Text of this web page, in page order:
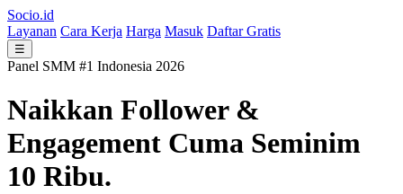
Socio.id
Layanan Cara Kerja Harga Masuk Daftar Gratis
☰
Panel SMM #1 Indonesia 2026
Naikkan Follower &
Engagement Cuma Seminim
10 Ribu.